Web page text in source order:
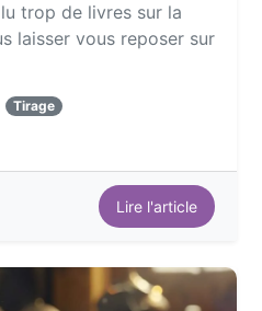
trop de livres sur la
laisser vous reposer sur
Tirage
Lire l'article